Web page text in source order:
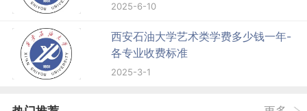
2025-6-10
西安石油大学艺术类学费多少钱一年-
各专业收费标准
2025-3-1